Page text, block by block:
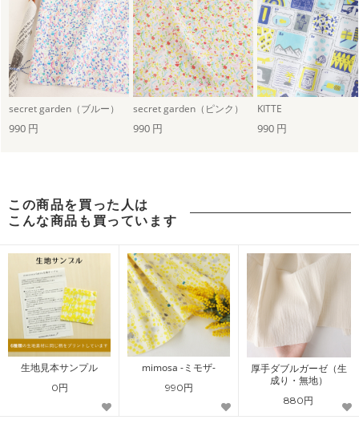
secret garden（ブルー） secret garden（ピンク） KITTE
990 円 990 円 990 円
この商品を買った人は
こんな商品も買っています
生地見本サンプル
0円
mimosa -ミモザ-
990円
厚手ダブルガーゼ（生
成り・無地）
880円